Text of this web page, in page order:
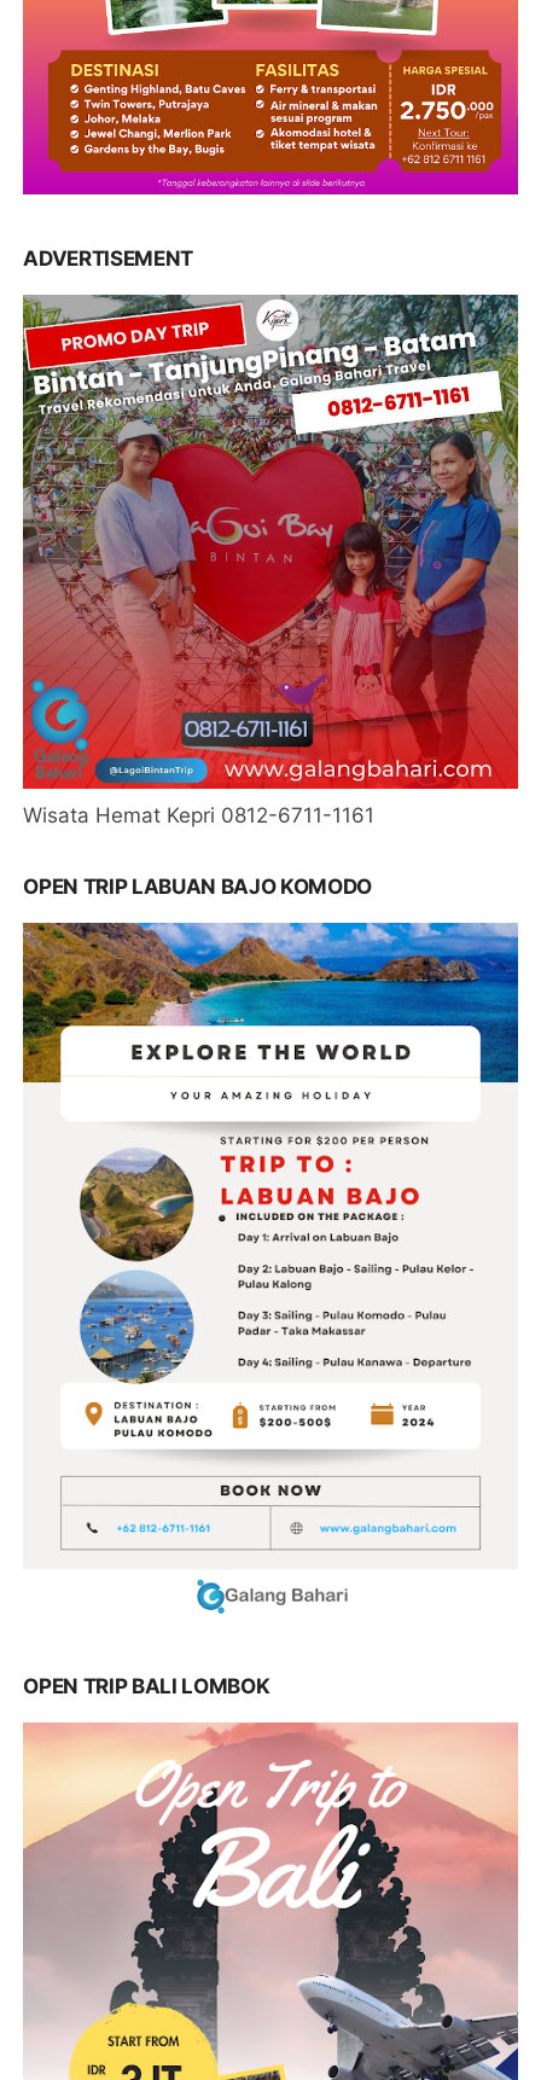
ADVERTISEMENT
Wisata Hemat Kepri 0812-6711-1161
OPEN TRIP LABUAN BAJO KOMODO
OPEN TRIP BALI LOMBOK